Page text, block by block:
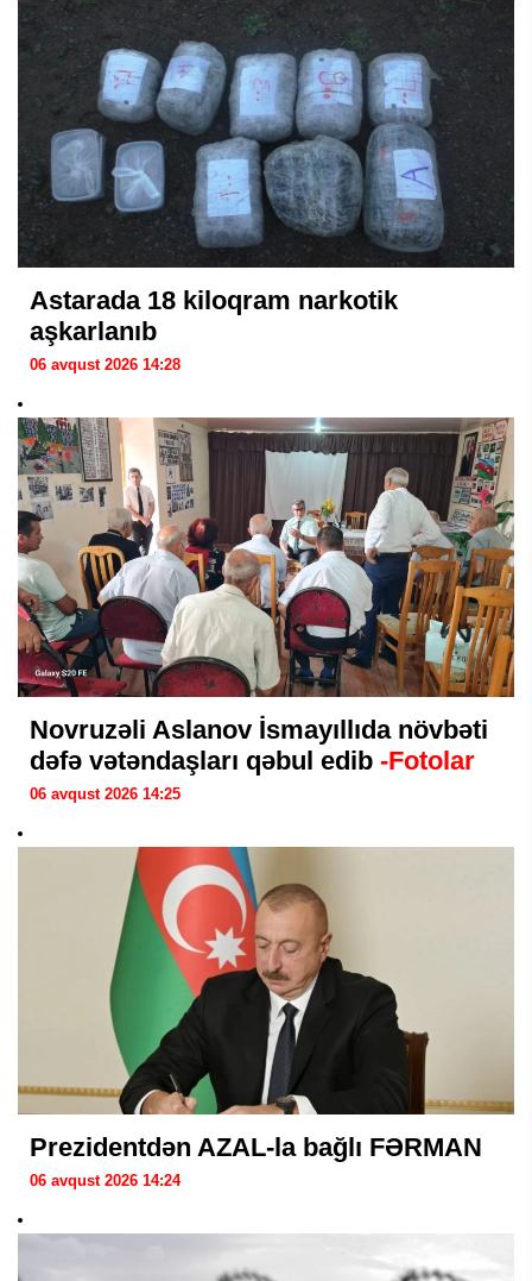
Astarada 18 kiloqram narkotik
aşkarlanıb
06 avqust 2026 14:28
Novruzəli Aslanov İsmayıllıda növbəti
dəfə vətəndaşları qəbul edib -Fotolar
06 avqust 2026 14:25
Prezidentdən AZAL-la bağlı FƏRMAN
06 avqust 2026 14:24